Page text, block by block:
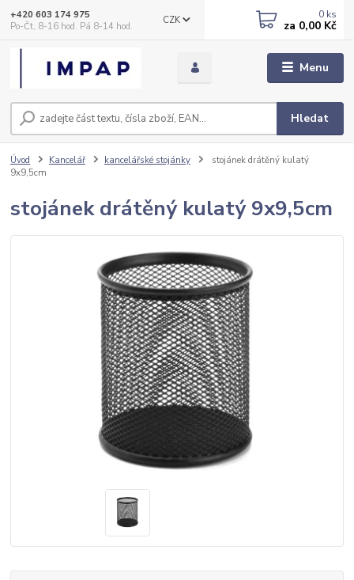
Menu
CZK
Hledat
+420 603 174 975
Po-Čt, 8-16 hod. Pá 8-14 hod.
0 ks
za 0,00 Kč
Úvod Kancelář kancelářské stojánky
stojánek drátěný kulatý
9x9,5cm
stojánek drátěný kulatý 9x9,5cm